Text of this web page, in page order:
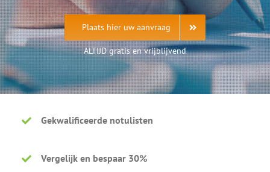
Plaats hier uw aanvraag
ALTIJD gratis en vrijblijvend
Gekwalificeerde notulisten
Vergelijk en bespaar 30%